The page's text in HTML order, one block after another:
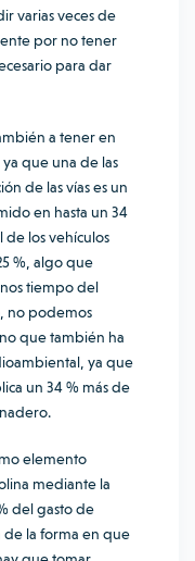
varias veces de
por no tener
para dar
a tener en
que una de las
de las vías es un
en hasta un 34
de los vehículos
%, algo que
tiempo del
no podemos
que también ha
ya que
un 34 % más de
elemento
mediante la
del gasto de
la forma en que